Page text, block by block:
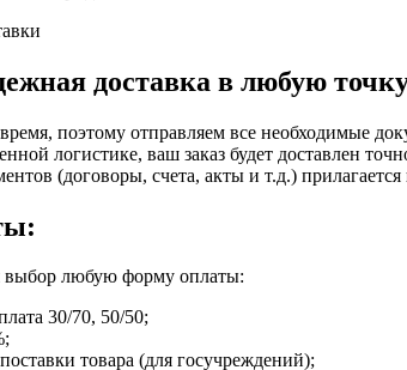
доставка в любую
поэтому отправляем все необходимые
логистике, ваш заказ будет доставлен
(договоры, счета, акты и т.д.)
выбор любую форму оплаты:
30/70, 50/50;
товара (для госучреждений);